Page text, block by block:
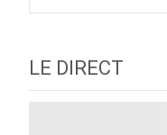
LE DIRECT